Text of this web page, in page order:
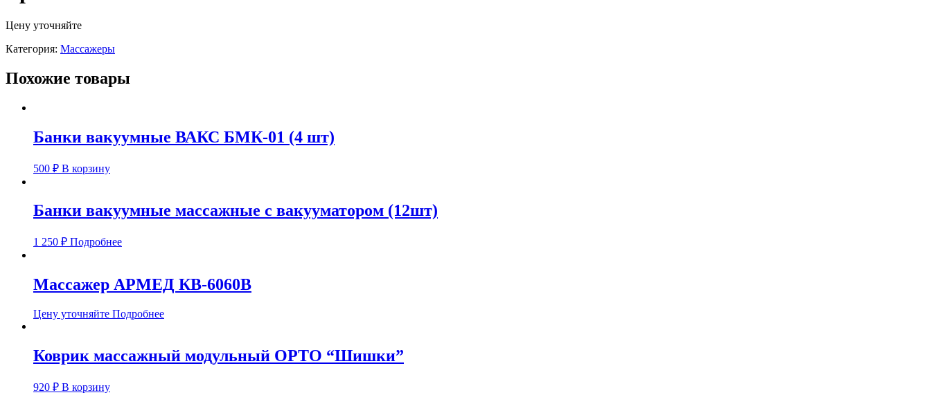
Цену уточняйте
Категория: Массажеры
Похожие товары
Банки вакуумные ВАКС БМК-01 (4 шт)
500 ₽ В корзину
Банки вакуумные массажные с вакууматором (12шт)
1 250 ₽ Подробнее
Массажер АРМЕД КВ-6060В
Цену уточняйте Подробнее
Коврик массажный модульный ОРТО “Шишки”
920 ₽ В корзину